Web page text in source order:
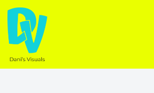
naar
inhoud